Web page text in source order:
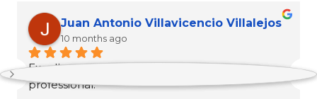
Juan Antonio Villavicencio Villalejos
10 months ago
Excellent service and attention 100%
professional.